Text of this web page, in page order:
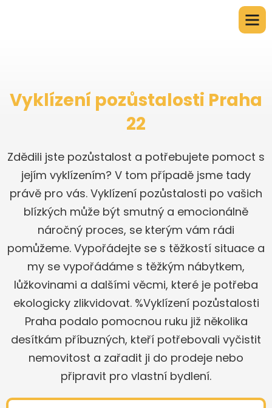
Vyklízení pozůstalosti Praha
22
Zdědili jste pozůstalost a potřebujete pomoct s
jejím vyklízením? V tom případě jsme tady
právě pro vás. Vyklízení pozůstalosti po vašich
blízkých může být smutný a emocionálně
náročný proces, se kterým vám rádi
pomůžeme. Vypořádejte se s těžkostí situace a
my se vypořádáme s těžkým nábytkem,
lůžkovinami a dalšími věcmi, které je potřeba
ekologicky zlikvidovat. %Vyklízení pozůstalosti
Praha podalo pomocnou ruku již několika
desítkám příbuzných, kteří potřebovali vyčistit
nemovitost a zařadit ji do prodeje nebo
připravit pro vlastní bydlení.